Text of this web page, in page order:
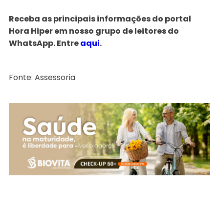
Receba as principais informações do portal
Hora Hiper em nosso grupo de leitores do
WhatsApp. Entreaqui.
Fonte: Assessoria